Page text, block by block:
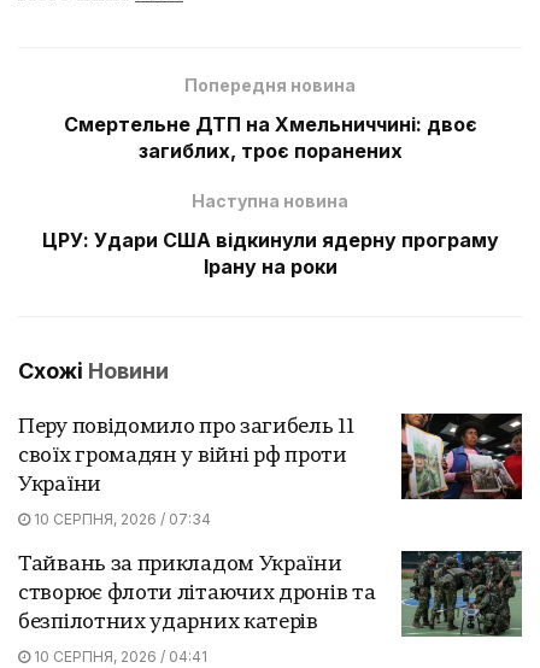
Попередня новина
Смертельне ДТП на Хмельниччині: двоє
загиблих, троє поранених
Наступна новина
ЦРУ: Удари США відкинули ядерну програму
Ірану на роки
Схожі Новини
Перу повідомило про загибель 11
своїх громадян у війні рф проти
України
10 СЕРПНЯ, 2026 / 07:34
Тайвань за прикладом України
створює флоти літаючих дронів та
безпілотних ударних катерів
10 СЕРПНЯ, 2026 / 04:41